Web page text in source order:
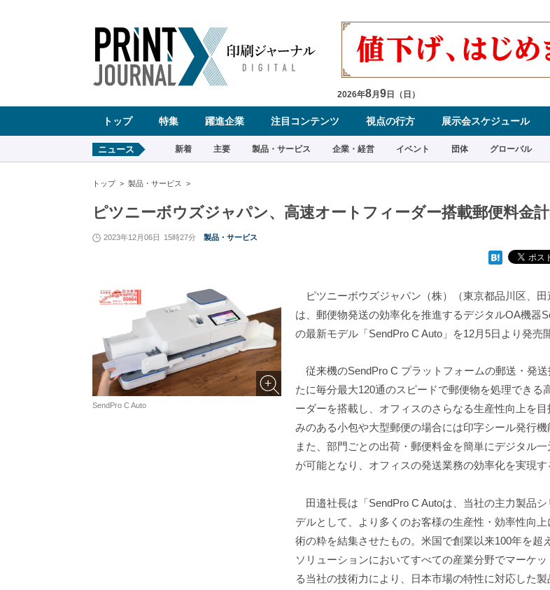
ア
ゲ
ン
2026年8月 9 日（ 日 ）
トップ 特集 躍進企業 注目コンテンツ 視点の行方 展示会スケジュール
ニュース 新着 主要 製品・サービス 企業・経営 イベント 団体 グローバル
トップ 製品・サービス
ピツニーボウズジャパン、高速オートフィーダー搭載郵便料金
2023年12月06日 15時27分 製品・サービス
SendPro C Auto
ピツニーボウズジャパン（株）（東京都品川区、田
は、郵便物発送の効率化を推進するデジタルOA機器
の最新モデル「SendPro C Auto」を12月5日より発売
従来機のSendPro C プラットフォームの郵送・発
たに毎分最大120通のスピードで郵便物を処理できる
ーダーを搭載し、オフィスのさらなる生産性向上を
みのある小包や大型郵便の場合には印字シール発行機
また、部門ごとの出荷・郵便料金を簡単にデジタル一
が可能となり、オフィスの発送業務の効率化を実現す
田邉社長は「SendPro C Autoは、当社の主力製品シ
デルとして、より多くのお客様の生産性・効率性向
術の粋を結集させたもの。米国で創業以来100年を超
ソリューションにおいてすべての産業分野でマーケ
る当社の技術力により、日本市場の特性に対応した製